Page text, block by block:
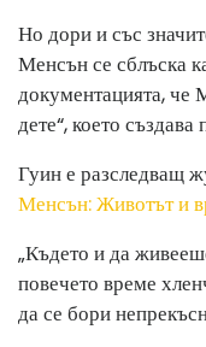
Но дори и със
Менсън се сблъска
документацията, че
дете“, което
Гуин е разследващ
Менсън: Животът и
„Където и да
повечето време
да се бори